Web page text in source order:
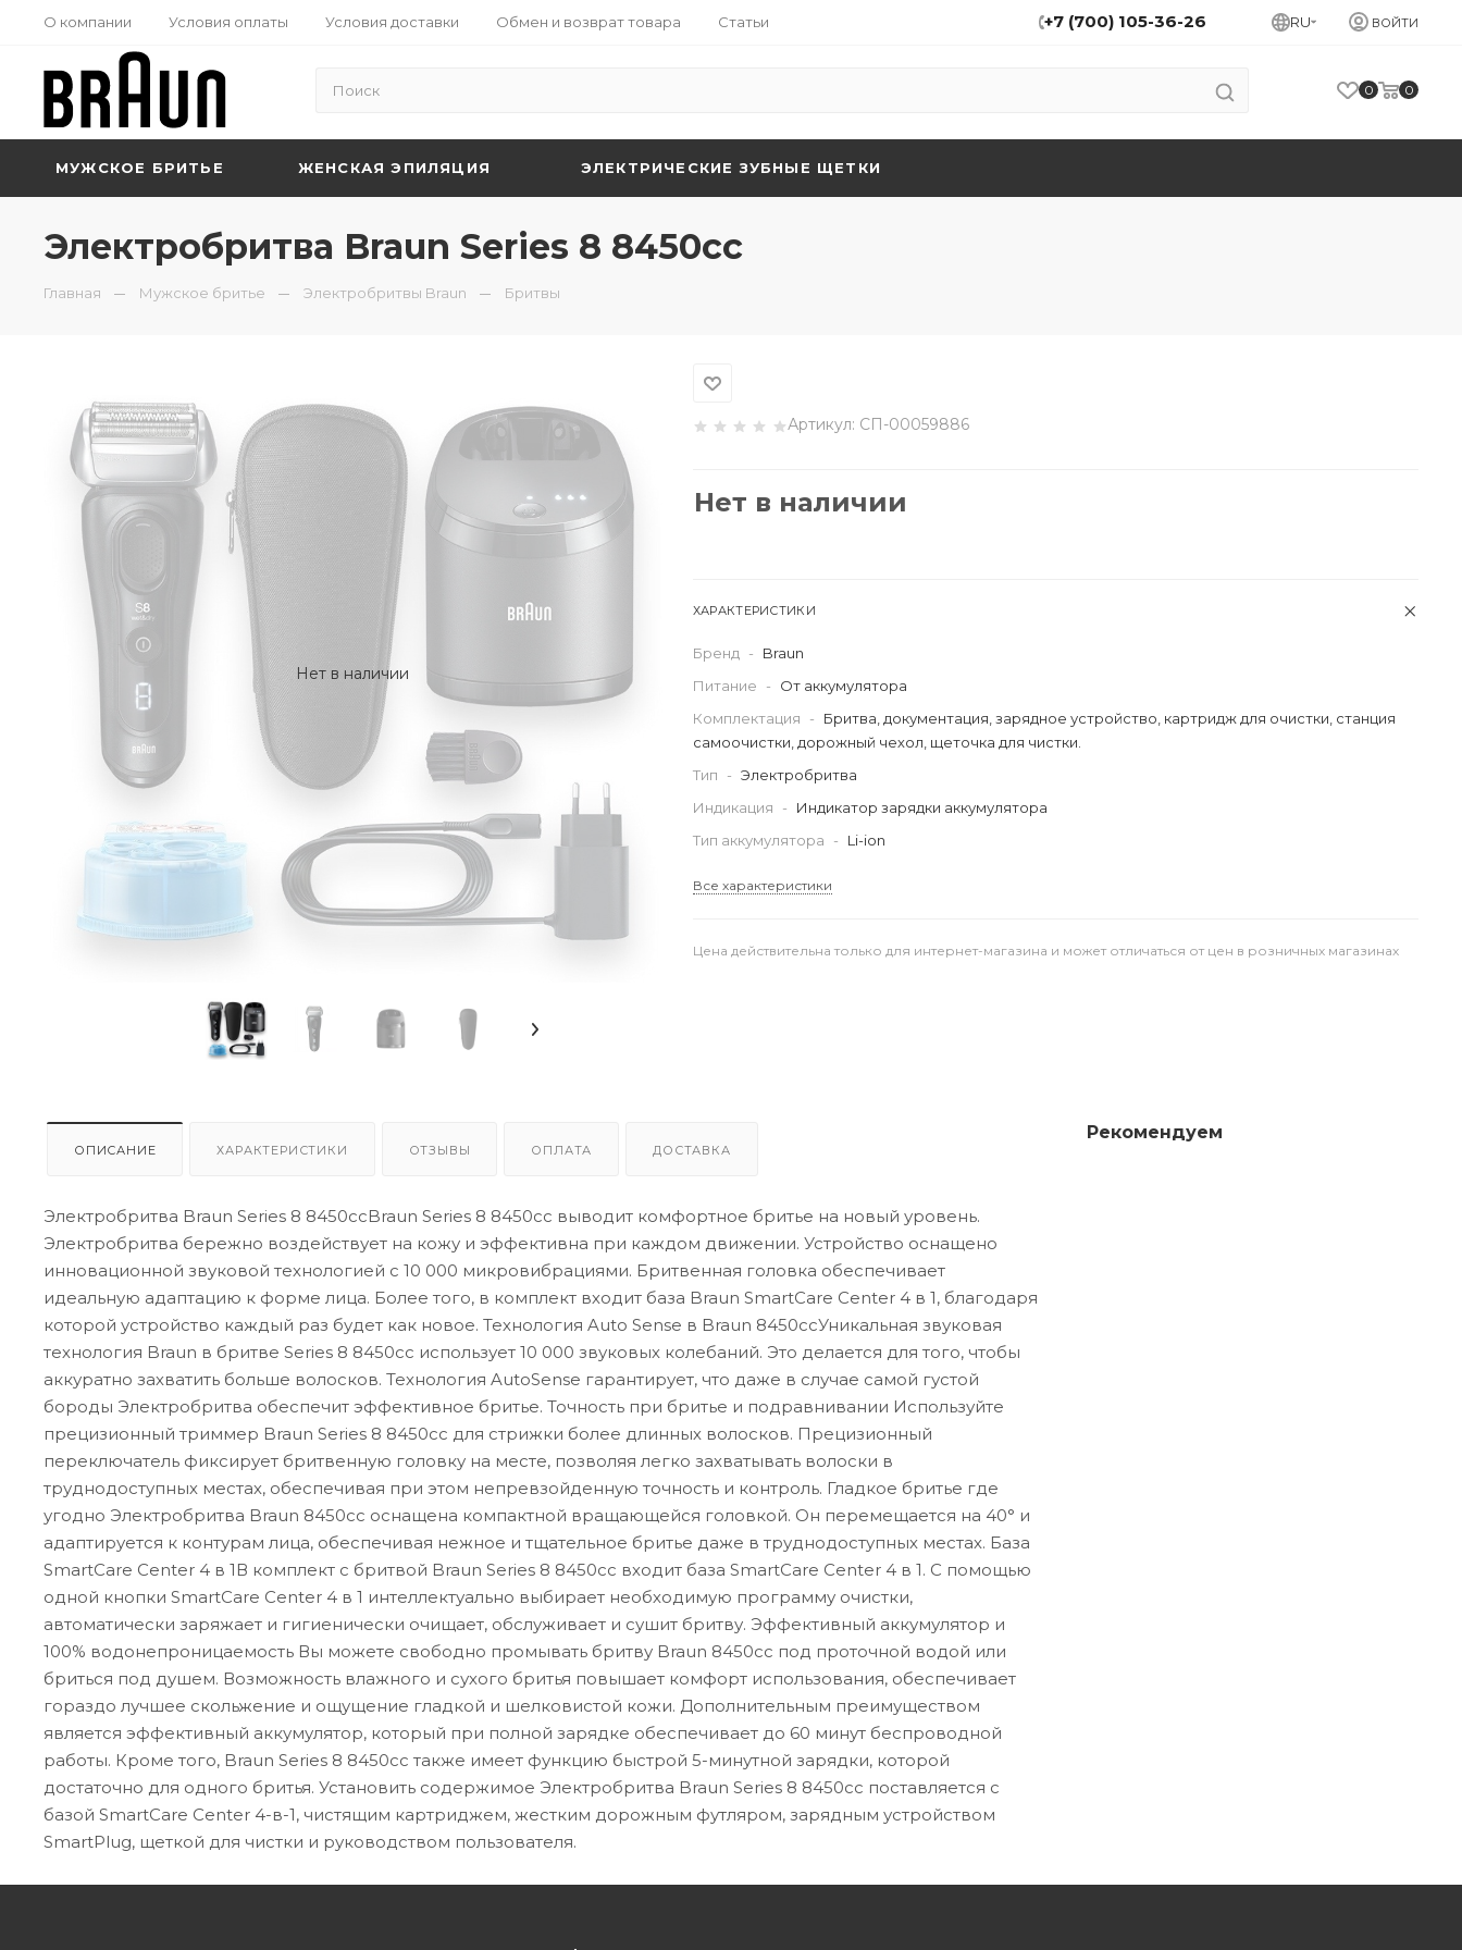
О компании Условия оплаты Условия доставки Обмен и возврат товара Статьи +7 (700) 105-36-26 RU ВОЙТИ
0 0
МУЖСКОЕ БРИТЬЕ ЖЕНСКАЯ ЭПИЛЯЦИЯ ЭЛЕКТРИЧЕСКИЕ ЗУБНЫЕ ЩЕТКИ
Электробритва Braun Series 8 8450cc
Главная Мужское бритье Электробритвы Braun Бритвы
Нет в наличии
Артикул: СП-00059886
Нет в наличии
ХАРАКТЕРИСТИКИ
Бренд -
Braun
Питание
-
От аккумулятора
Комплектация
-
Бритва, документация, зарядное устройство, картридж для очистки, станция
самоочистки, дорожный чехол, щеточка для чистки.
Тип
- Электробритва
Индикация
-
Индикатор зарядки аккумулятора
Тип аккумулятора
- Li-ion
Все характеристики
Цена действительна только для интернет-магазина и может отличаться от цен в розничных магазинах
ОПИСАНИЕ ХАРАКТЕРИСТИКИ ОТЗЫВЫ ОПЛАТА ДОСТАВКА
Электробритва Braun Series 8 8450ccBraun Series 8 8450cc выводит комфортное бритье на новый уровень.
Электробритва бережно воздействует на кожу и эффективна при каждом движении. Устройство оснащено
инновационной звуковой технологией с 10 000 микровибрациями. Бритвенная головка обеспечивает
идеальную адаптацию к форме лица. Более того, в комплект входит база Braun SmartCare Center 4 в 1, благодаря
которой устройство каждый раз будет как новое. Технология Auto Sense в Braun 8450ccУникальная звуковая
технология Braun в бритве Series 8 8450cc использует 10 000 звуковых колебаний. Это делается для того, чтобы
аккуратно захватить больше волосков. Технология AutoSense гарантирует, что даже в случае самой густой
бороды Электробритва обеспечит эффективное бритье. Точность при бритье и подравнивании Используйте
прецизионный триммер Braun Series 8 8450cc для стрижки более длинных волосков. Прецизионный
переключатель фиксирует бритвенную головку на месте, позволяя легко захватывать волоски в
труднодоступных местах, обеспечивая при этом непревзойденную точность и контроль. Гладкое бритье где
угодно Электробритва Braun 8450cc оснащена компактной вращающейся головкой. Он перемещается на 40° и
адаптируется к контурам лица, обеспечивая нежное и тщательное бритье даже в труднодоступных местах. База
SmartCare Center 4 в 1В комплект с бритвой Braun Series 8 8450cc входит база SmartCare Center 4 в 1. С помощью
одной кнопки SmartCare Center 4 в 1 интеллектуально выбирает необходимую программу очистки,
автоматически заряжает и гигиенически очищает, обслуживает и сушит бритву. Эффективный аккумулятор и
100% водонепроницаемость Вы можете свободно промывать бритву Braun 8450cc под проточной водой или
бриться под душем. Возможность влажного и сухого бритья повышает комфорт использования, обеспечивает
гораздо лучшее скольжение и ощущение гладкой и шелковистой кожи. Дополнительным преимуществом
является эффективный аккумулятор, который при полной зарядке обеспечивает до 60 минут беспроводной
работы. Кроме того, Braun Series 8 8450cc также имеет функцию быстрой 5-минутной зарядки, которой
достаточно для одного бритья. Установить содержимое Электробритва Braun Series 8 8450cc поставляется с
базой SmartCare Center 4-в-1, чистящим картриджем, жестким дорожным футляром, зарядным устройством
SmartPlug, щеткой для чистки и руководством пользователя.
Рекомендуем